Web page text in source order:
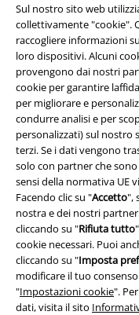
Sul nostro sito web
collettivamente "cookie".
raccogliere informazioni
loro dispositivi. Alcuni
provengono dai nostri
cookie per garantire
per migliorare e
condurre analisi e per
personalizzati) sul nostro
terzi. Se i dati vengono
solo con partner che
sensi della normativa UE
Facendo clic su "Accetto",
nostra e dei nostri
cliccando su "Rifiuta tutto
cookie necessari. Puoi
cliccando su "Imposta
modificare il tuo
"Impostazioni cookie".
dati, visita il sito
Info legali
Termini & Condizioni
Redazione
Legge sulla Privacy
Smaltimento rifiuti e
Dichiarazione di